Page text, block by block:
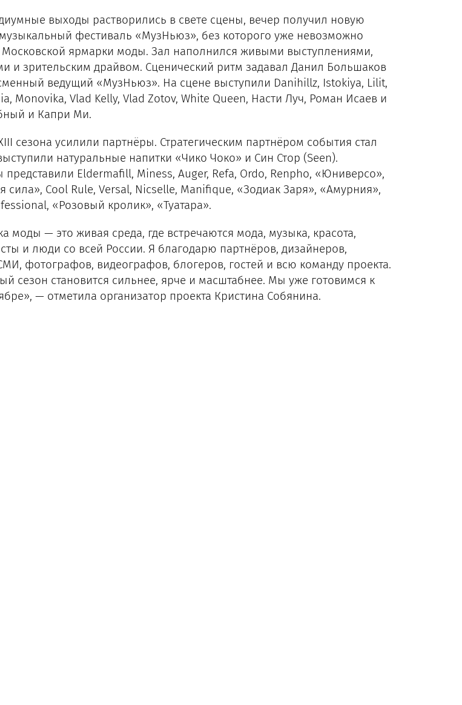
выходы растворились в свете сцены, вечер получил новую
фестиваль «МузНьюз», без которого уже невозможно
Московской ярмарки моды. Зал наполнился живыми выступлениями,
и зрительским драйвом. Сценический ритм задавал Данил Большаков
ведущий «МузНьюз». На сцене выступили Danihillz, Istokiya, Lilit,
Monovika, Vlad Kelly, Vlad Zotov, White Queen, Насти Луч, Роман Исаев и
и Капри Ми.
сезона усилили партнёры. Стратегическим партнёром события стал
натуральные напитки «Чико Чоко» и Син Стор (Seen).
Eldermafill, Miness, Auger, Refa, Ordo, Renpho, «Юниверсо»,
сила», Cool Rule, Versal, Nicselle, Manifique, «Зодиак Заря», «Амурния»,
«Розовый кролик», «Туатара».
моды — это живая среда, где встречаются мода, музыка, красота,
и люди со всей России. Я благодарю партнёров, дизайнеров,
фотографов, видеографов, блогеров, гостей и всю команду проекта.
сезон становится сильнее, ярче и масштабнее. Мы уже готовимся к
— отметила организатор проекта Кристина Собянина.